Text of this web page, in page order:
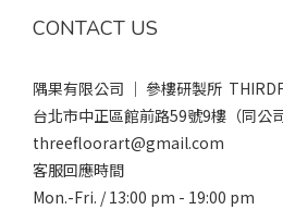
CONTACT US
隅果有限公司 ｜ 參樓研製所
台北市中正區館前路59號9樓（同公
threefloorart@gmail.com
客服回應時間
Mon.-Fri. / 13:00 pm - 19:00 pm